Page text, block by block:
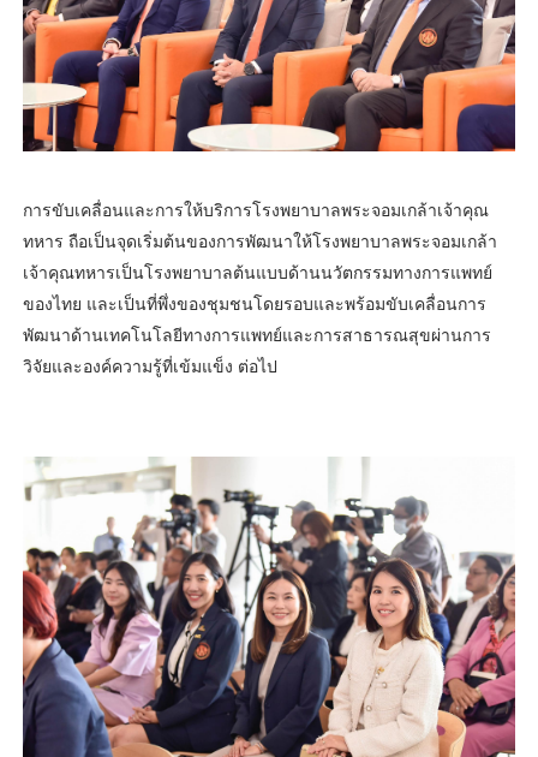
การขับเคลื่อนและการให้บริการโรงพยาบาลพระจอมเกล้าเจ้าคุณ
ทหาร ถือเป็นจุดเริ่มต้นของการพัฒนาให้โรงพยาบาลพระจอมเกล้า
เจ้าคุณทหารเป็นโรงพยาบาลต้นแบบด้านนวัตกรรมทางการแพทย์
ของไทย และเป็นที่พึ่งของชุมชนโดยรอบและพร้อมขับเคลื่อนการ
พัฒนาด้านเทคโนโลยีทางการแพทย์และการสาธารณสุขผ่านการ
วิจัยและองค์ความรู้ที่เข้มแข็ง ต่อไป